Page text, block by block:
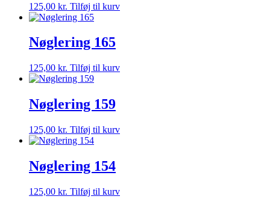
125,00 kr. Tilføj til kurv
Nøglering 165
125,00 kr. Tilføj til kurv
Nøglering 159
125,00 kr. Tilføj til kurv
Nøglering 154
125,00 kr. Tilføj til kurv